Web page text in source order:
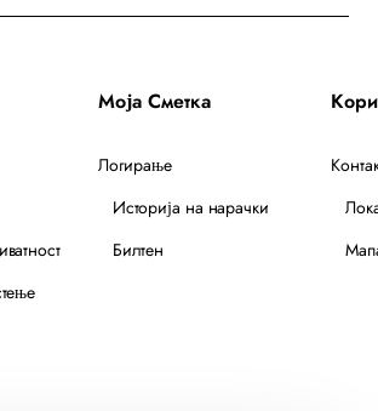
Моја Сметка
Логирање
Историја на нарачки
Билтен